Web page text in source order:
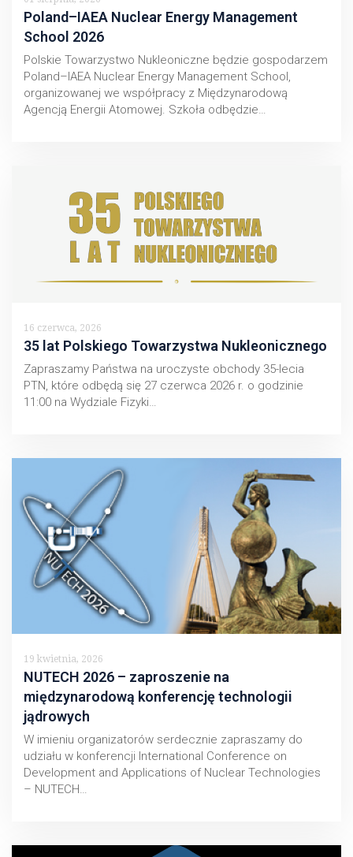
Poland–IAEA Nuclear Energy Management
School 2026
Polskie Towarzystwo Nukleoniczne będzie gospodarzem
Poland–IAEA Nuclear Energy Management School,
organizowanej we współpracy z Międzynarodową
Agencją Energii Atomowej. Szkoła odbędzie…
16 czerwca, 2026
35 lat Polskiego Towarzystwa Nukleonicznego
Zapraszamy Państwa na uroczyste obchody 35-lecia
PTN, które odbędą się 27 czerwca 2026 r. o godzinie
11:00 na Wydziale Fizyki…
19 kwietnia, 2026
NUTECH 2026 – zaproszenie na
międzynarodową konferencję technologii
jądrowych
W imieniu organizatorów serdecznie zapraszamy do
udziału w konferencji International Conference on
Development and Applications of Nuclear Technologies
– NUTECH…